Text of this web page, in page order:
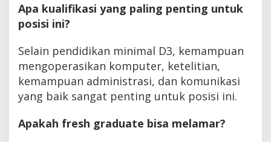
Apa kualifikasi yang paling penting untuk
posisi ini?
Selain pendidikan minimal D3, kemampuan
mengoperasikan komputer, ketelitian,
kemampuan administrasi, dan komunikasi
yang baik sangat penting untuk posisi ini.
Apakah fresh graduate bisa melamar?